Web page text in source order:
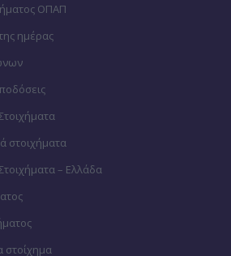
ΟΠΑΠ
ημέρας
στοιχήματα
– Ελλάδα
στοίχημα